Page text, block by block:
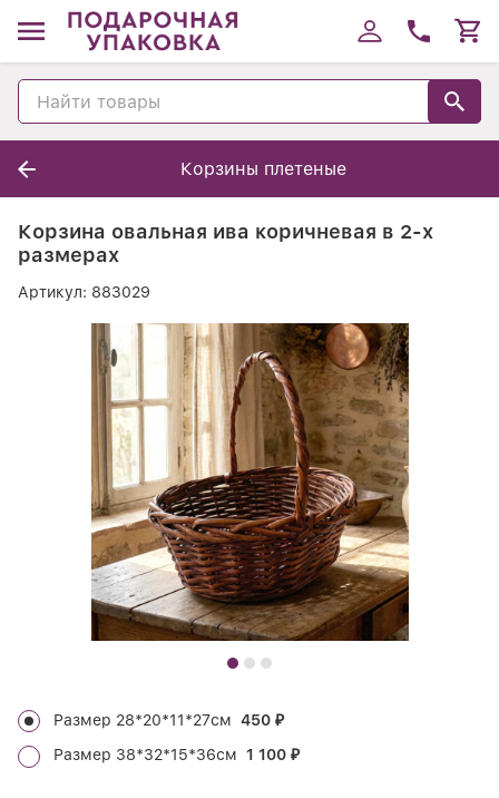
Корзины плетеные
Корзина овальная ива коричневая в 2-х
размерах
Артикул: 883029
Размер 28*20*11*27см 450 ₽
Размер 38*32*15*36см 1 100 ₽